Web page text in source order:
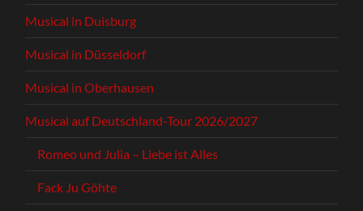
Musical in Duisburg
Musical in Düsseldorf
Musical in Oberhausen
Musical auf Deutschland-Tour 2026/2027
Romeo und Julia – Liebe ist Alles
Fack Ju Göhte